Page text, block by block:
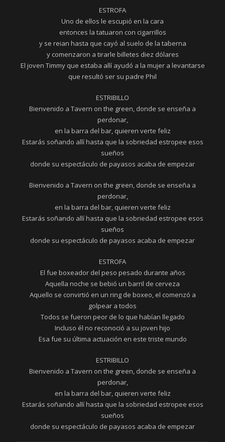
ESTROFA
Uno de ellos le escupió en la cara
entonces la tatuaron con cigarrillos
y se reian hasta que cayó al suelo de la taberna
y comenzaron a tirarle billetes diez dólares
El joven Timmy que estaba allí ayudó a la mujer a levantarse
que resultó ser su padre Phil
ESTRIBILLO
Bienvenido a Tavern on the green, donde se enseña a
perdonar,
en la barra del bar, quieren verte feliz
Estarás soñando allí hasta que la sobriedad estropee esos
sueños
donde su espectáculo de payasos acaba de empezar
Bienvenido a Tavern on the green, donde se enseña a
perdonar,
en la barra del bar, quieren verte feliz
Estarás soñando allí hasta que la sobriedad estropee esos
sueños
donde su espectáculo de payasos acaba de empezar
ESTROFA
El fue boxeador del peso pesado durante años
Aquella noche se bebió un barril de cerveza
Aquello se convirtió en un ring de boxeo, el comenzó a
golpear a todos
Todos se fueron peor de lo que habían llegado
Incluso él no reconoció a su joven hijo
Esa fue su última actuación en este triste mundo
ESTRIBILLO
Bienvenido a Tavern on the green, donde se enseña a
perdonar,
en la barra del bar, quieren verte feliz
Estarás soñando allí hasta que la sobriedad estropee esos
sueños
donde su espectáculo de payasos acaba de empezar